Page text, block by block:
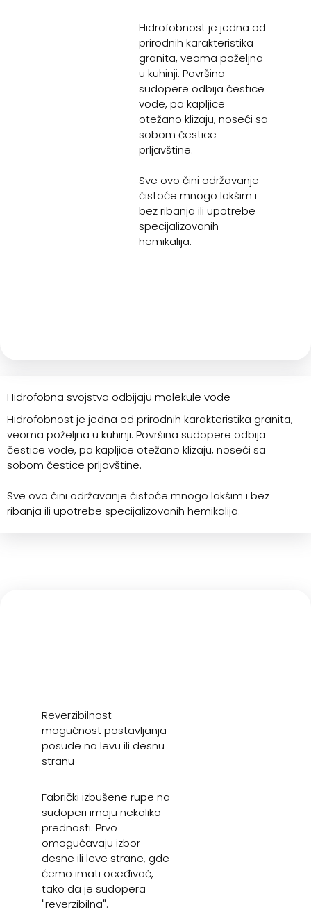
Hidrofobnost je jedna od
prirodnih karakteristika
granita, veoma poželjna
u kuhinji. Površina
sudopere odbija čestice
vode, pa kapljice
otežano klizaju, noseći sa
sobom čestice
prljavštine.
Sve ovo čini održavanje
čistoće mnogo lakšim i
bez ribanja ili upotrebe
specijalizovanih
hemikalija.
Hidrofobna svojstva odbijaju molekule vode
Hidrofobnost je jedna od prirodnih karakteristika granita,
veoma poželjna u kuhinji. Površina sudopere odbija
čestice vode, pa kapljice otežano klizaju, noseći sa
sobom čestice prljavštine.
Sve ovo čini održavanje čistoće mnogo lakšim i bez
ribanja ili upotrebe specijalizovanih hemikalija.
Reverzibilnost -
mogućnost postavljanja
posude na levu ili desnu
stranu
Fabrički izbušene rupe na
sudoperi imaju nekoliko
prednosti. Prvo
omogućavaju izbor
desne ili leve strane, gde
ćemo imati oceđivač,
tako da je sudopera
"reverzibilna".